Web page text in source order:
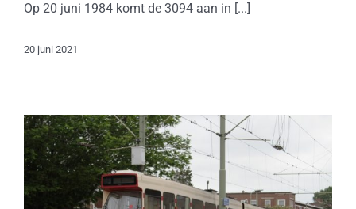
Op 20 juni 1984 komt de 3094 aan in [...]
20 juni 2021